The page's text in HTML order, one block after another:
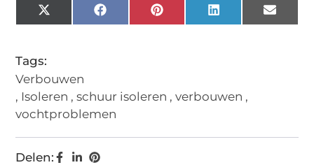
X
(Twitter)
FacebookPinterestLinkedIn Email
Tags:
Verbouwen
, Isoleren ,schuur isoleren ,verbouwen ,
vochtproblemen
Delen: